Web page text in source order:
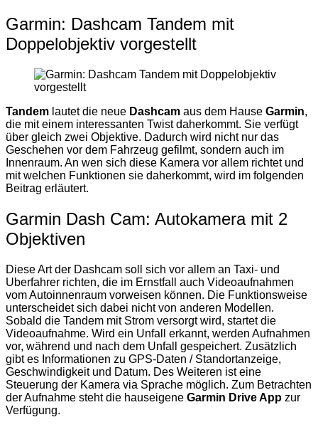
Garmin: Dashcam Tandem mit
Doppelobjektiv vorgestellt
Tandem lautet die neue Dashcam aus dem Hause Garmin,
die mit einem interessanten Twist daherkommt. Sie verfügt
über gleich zwei Objektive. Dadurch wird nicht nur das
Geschehen vor dem Fahrzeug gefilmt, sondern auch im
Innenraum. An wen sich diese Kamera vor allem richtet und
mit welchen Funktionen sie daherkommt, wird im folgenden
Beitrag erläutert.
Garmin Dash Cam: Autokamera mit 2
Objektiven
Diese Art der Dashcam soll sich vor allem an Taxi- und
Uberfahrer richten, die im Ernstfall auch Videoaufnahmen
vom Autoinnenraum vorweisen können. Die Funktionsweise
unterscheidet sich dabei nicht von anderen Modellen.
Sobald die Tandem mit Strom versorgt wird, startet die
Videoaufnahme. Wird ein Unfall erkannt, werden Aufnahmen
vor, während und nach dem Unfall gespeichert. Zusätzlich
gibt es Informationen zu GPS-Daten / Standortanzeige,
Geschwindigkeit und Datum. Des Weiteren ist eine
Steuerung der Kamera via Sprache möglich. Zum Betrachten
der Aufnahme steht die hauseigene Garmin Drive App zur
Verfügung.